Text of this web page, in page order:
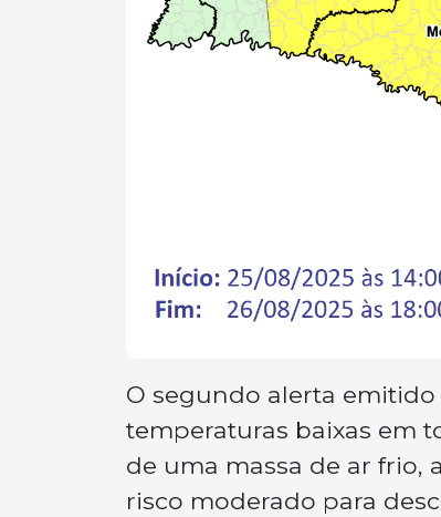
O segundo alerta emitido
temperaturas baixas em
de uma massa de ar frio,
risco moderado para